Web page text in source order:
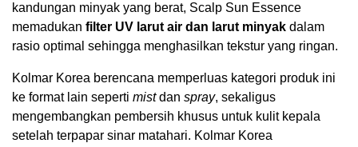
kandungan minyak yang berat, Scalp Sun Essence
memadukan filter UV larut air dan larut minyak dalam
rasio optimal sehingga menghasilkan tekstur yang ringan.
Kolmar Korea berencana memperluas kategori produk ini
ke format lain seperti mistdan spray, sekaligus
mengembangkan pembersih khusus untuk kulit kepala
setelah terpapar sinar matahari. Kolmar Korea